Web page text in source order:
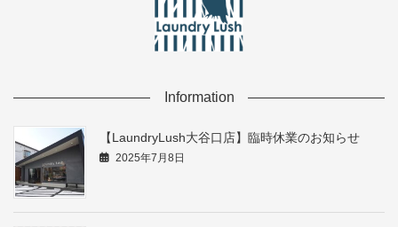
Information
【LaundryLush大谷口店】臨時休業のお知らせ
2025年7月8日